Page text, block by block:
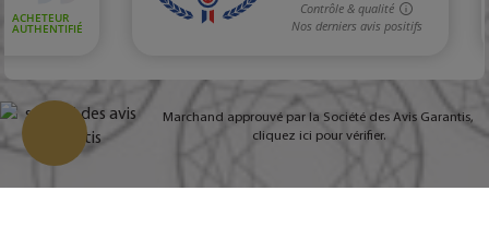
Change
Marchand approuvé par la Société des Avis Garantis,
cliquez ici pour vérifier.